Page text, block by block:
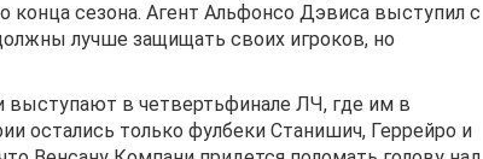
сезона. Агент Альфонсо Дэвиса выступил с
лучше защищать своих игроков, но
в четвертьфинале ЛЧ, где им в
остались только фулбеки Станишич, Геррейро и